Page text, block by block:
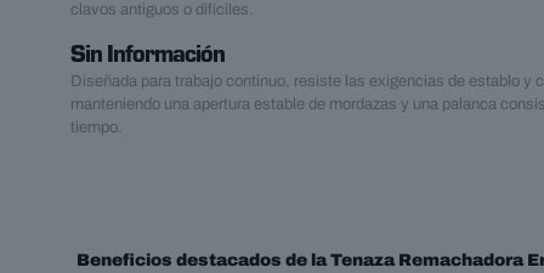
clavos antiguos o difíciles.
Sin Información
Diseñada para trabajo continuo, resiste las exigencias de establo y
manteniendo una apertura estable de mordazas y una palanca
tiempo.
Beneficios destacados de la Tenaza Remachadora